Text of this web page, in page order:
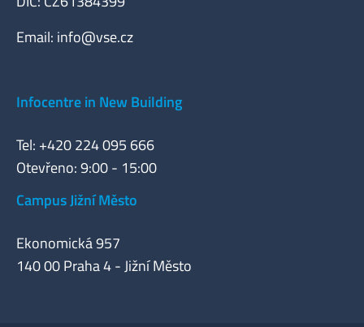
Email: info@vse.cz
Infocentre in New Building
Tel: +420 224 095 666
Otevřeno: 9:00 - 15:00
Campus Jižní Město
Ekonomická 957
140 00 Praha 4 - Jižní Město